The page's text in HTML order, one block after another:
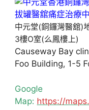
中元堂(銅鑼灣醫舘)
3樓O室(么鳳樓上)
Causeway Bay
Foo Building, 1-5
Google
Map: https://